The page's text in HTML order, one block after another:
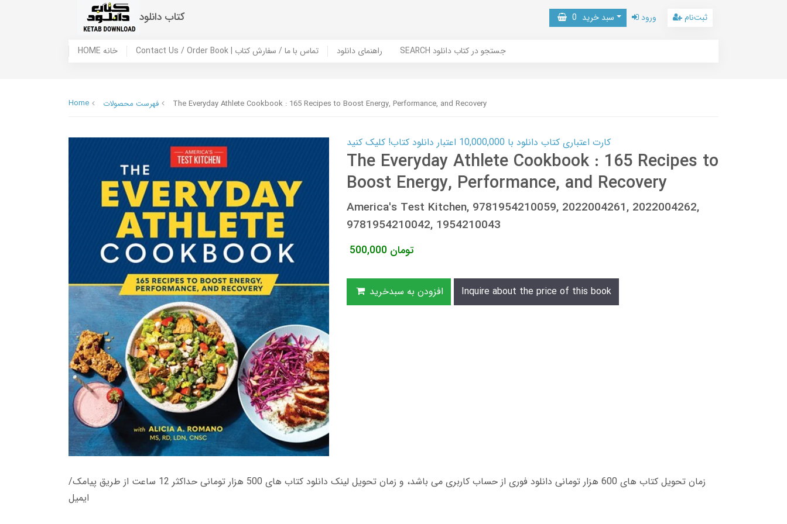
کتاب دانلود سبد خرید 0 ورود ثبت‌نام
HOME خانه Contact Us / Order Book | تماس با ما / سفارش کتاب راهنمای دانلود SEARCH جستجو در کتاب دانلود
Home فهرست محصولات The Everyday Athlete Cookbook : 165 Recipes to Boost Energy, Performance, and Recovery
کارت اعتباری کتاب دانلود با 10,000,000 اعتبار دانلود کتاب! کلیک کنید
The Everyday Athlete Cookbook : 165 Recipes to
Boost Energy, Performance, and Recovery
America's Test Kitchen, 9781954210059, 2022004261, 2022004262,
9781954210042, 1954210043
500,000 تومان
افزودن به سبدخرید Inquire about the price of this book
زمان تحویل کتاب های 600 هزار تومانی دانلود فوری از حساب کاربری می باشد، و زمان تحویل لینک دانلود کتاب های 500 هزار تومانی حداکثر 12 ساعت از طریق پیامک/
ایمیل